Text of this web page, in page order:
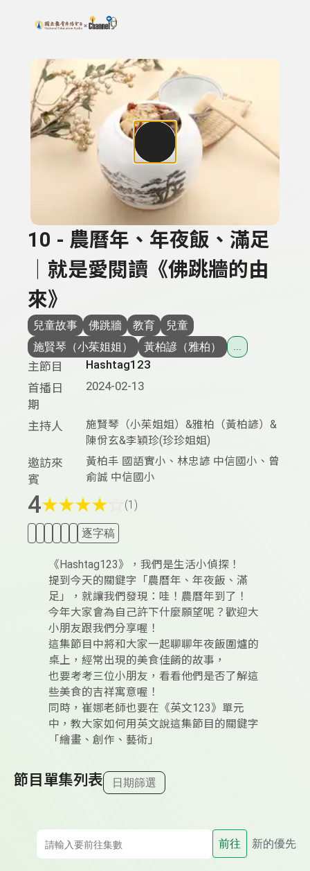
上方功能區塊
搜尋關鍵字：可輸入節目名稱、主持人或關鍵字
10 - 農曆年、年夜飯、滿足
｜就是愛閱讀《佛跳牆的由
來》
兒童故事 佛跳牆 教育
兒童
施賢琴（小茱姐姐）
黃柏諺（雅柏） ...
主節目
Hashtag123
首播日
期
2024-02-13
主持人
施賢琴（小茱姐姐）&雅柏（黃柏諺）&
陳佾玄&李穎珍(珍珍姐姐)
邀訪來
賓
黃柏丰 國語實小、林忠諺 中信國小、曾
俞誠 中信國小
4★★★★ (1)
逐字稿
《Hashtag123》，我們是生活小偵探！
提到今天的關鍵字「農曆年、年夜飯、滿
足」，就讓我們發現：哇！農曆年到了！
今年大家會為自己許下什麼願望呢？歡迎大
小朋友跟我們分享喔！
這集節目中將和大家一起聊聊年夜飯圍爐的
桌上，經常出現的美食佳餚的故事，
也要考考三位小朋友，看看他們是否了解這
些美食的吉祥寓意喔！
同時，崔娜老師也要在《英文123》單元
中，教大家如何用英文說這集節目的關鍵字
「繪畫、創作、藝術」
節目單集列表 日期篩選
前往 新的優先